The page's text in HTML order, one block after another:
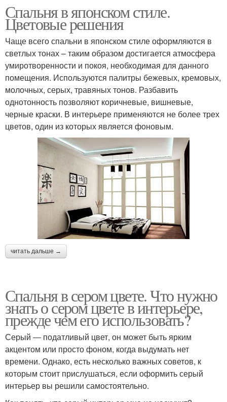
Спальня в японском стиле.
Цветовые решения
Чаще всего спальни в японском стиле оформляются в
светлых тонах – таким образом достигается атмосфера
умиротворенности и покоя, необходимая для данного
помещения. Используются палитры бежевых, кремовых,
молочных, серых, травяных тонов. Разбавить
однотонность позволяют коричневые, вишневые,
черные краски. В интерьере применяются не более трех
цветов, один из которых является фоновым.
читать дальше →
Спальня в сером цвете. Что нужно
знать о сером цвете в интерьере,
прежде чем его использовать?
Серый ― податливый цвет, он может быть ярким
акцентом или просто фоном, когда выдумать нет
времени. Однако, есть несколько важных советов, к
которым стоит прислушаться, если оформить серый
интерьер вы решили самостоятельно.